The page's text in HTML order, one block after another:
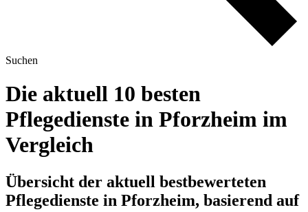
Suchen
Die aktuell 10 besten
Pflegedienste in Pforzheim im
Vergleich
Übersicht der aktuell bestbewerteten
Pflegedienste in Pforzheim, basierend auf